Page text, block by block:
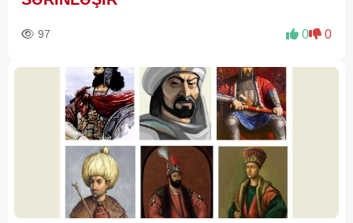
97 0 0